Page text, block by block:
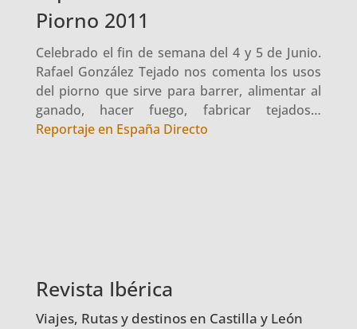
Piorno 2011
Celebrado el fin de semana del 4 y 5 de Junio.
Rafael González Tejado nos comenta los usos
del piorno que sirve para barrer, alimentar al
ganado, hacer fuego, fabricar tejados…
Reportaje en España Directo
Revista Ibérica
Viajes, Rutas y destinos en Castilla y León